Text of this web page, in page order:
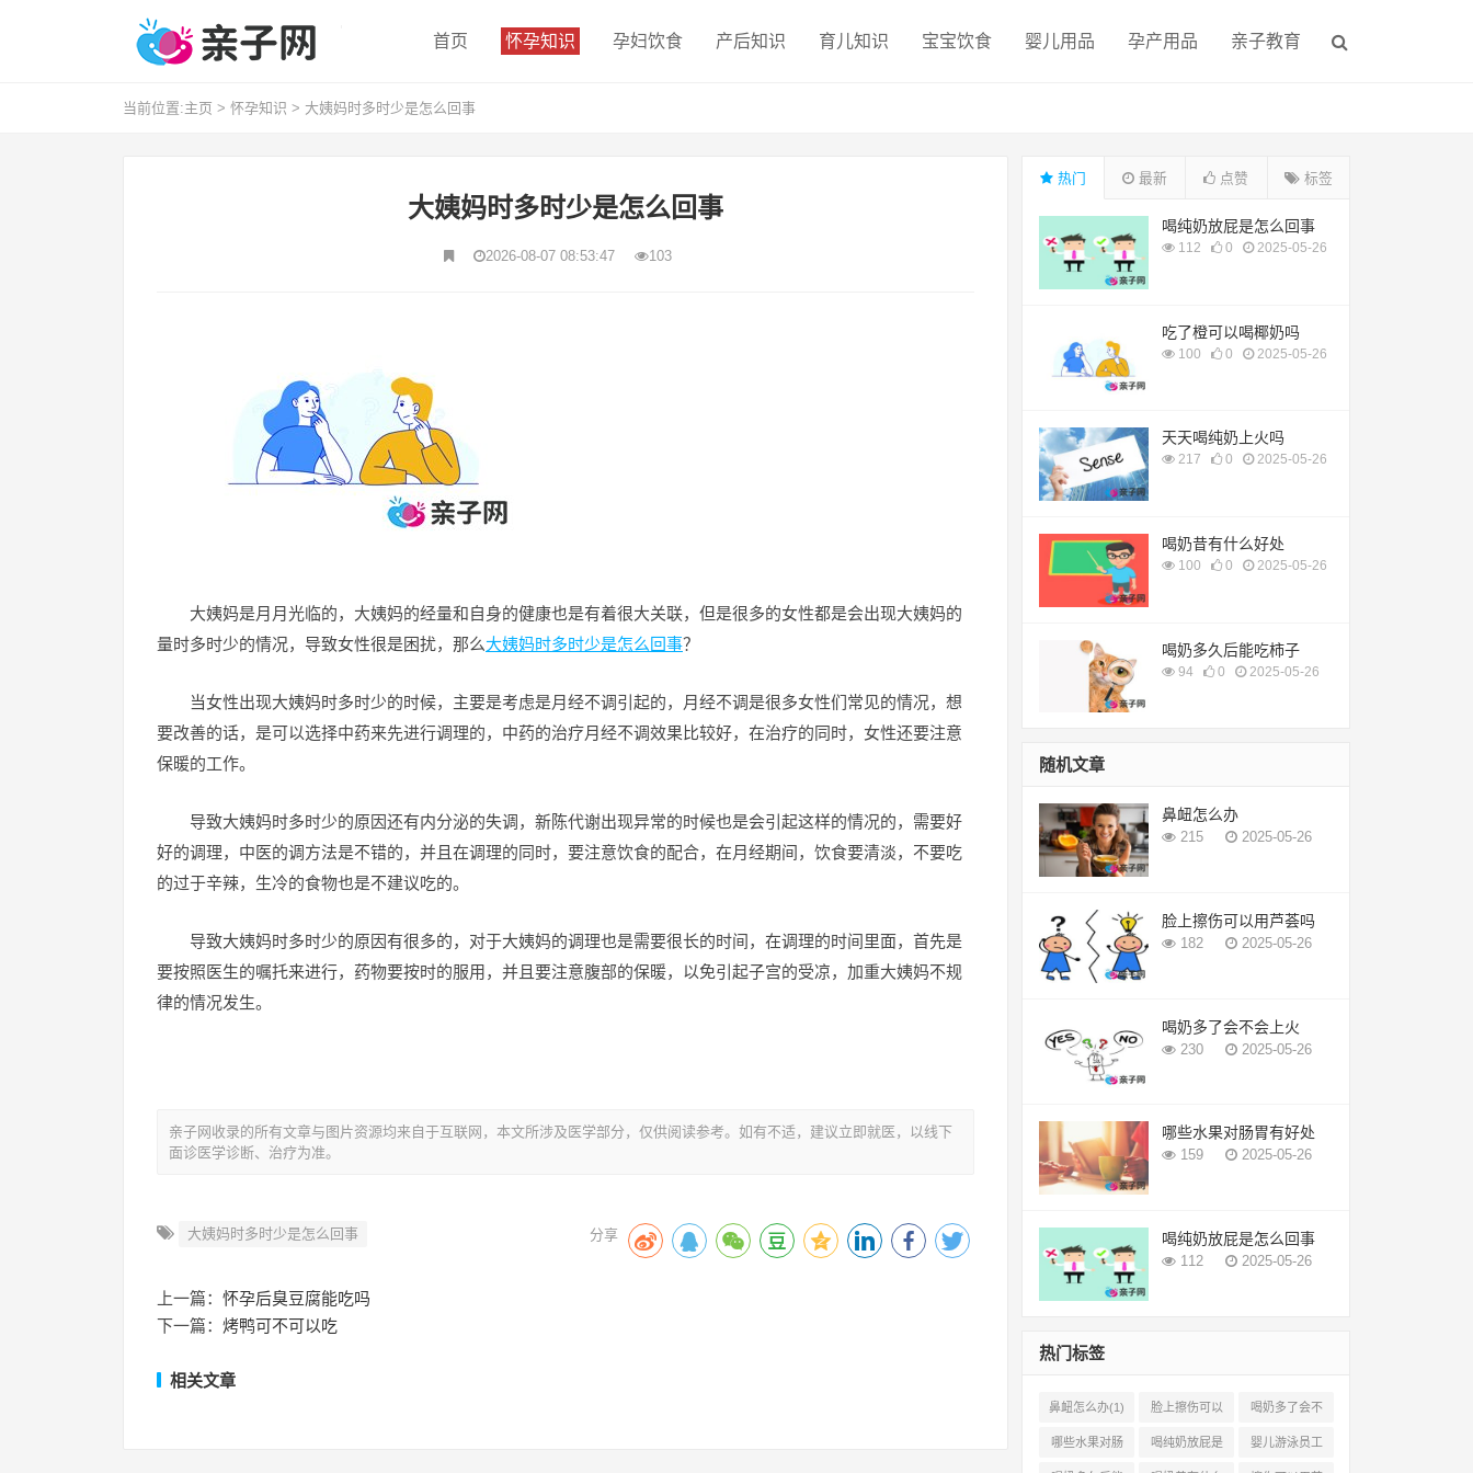
首页 怀孕知识 孕妇饮食 产后知识 育儿知识 宝宝饮食 婴儿用品 孕产用品 亲子教育
当前位置:主页 > 怀孕知识 > 大姨妈时多时少是怎么回事
大姨妈时多时少是怎么回事
2026-08-07 08:53:47 103
大姨妈是月月光临的，大姨妈的经量和自身的健康也是有着很大关联，但是很多的女性都是会出现大姨妈的
量时多时少的情况，导致女性很是困扰，那么大姨妈时多时少是怎么回事？
当女性出现大姨妈时多时少的时候，主要是考虑是月经不调引起的，月经不调是很多女性们常见的情况，想
要改善的话，是可以选择中药来先进行调理的，中药的治疗月经不调效果比较好，在治疗的同时，女性还要注意
保暖的工作。
导致大姨妈时多时少的原因还有内分泌的失调，新陈代谢出现异常的时候也是会引起这样的情况的，需要好
好的调理，中医的调方法是不错的，并且在调理的同时，要注意饮食的配合，在月经期间，饮食要清淡，不要吃
的过于辛辣，生冷的食物也是不建议吃的。
导致大姨妈时多时少的原因有很多的，对于大姨妈的调理也是需要很长的时间，在调理的时间里面，首先是
要按照医生的嘱托来进行，药物要按时的服用，并且要注意腹部的保暖，以免引起子宫的受凉，加重大姨妈不规
律的情况发生。
亲子网收录的所有文章与图片资源均来自于互联网，本文所涉及医学部分，仅供阅读参考。如有不适，建议立即就医，以线下
面诊医学诊断、治疗为准。
大姨妈时多时少是怎么回事
上一篇： 怀孕后臭豆腐能吃吗
下一篇： 烤鸭可不可以吃
相关文章
热门 最新 点赞 标签
喝纯奶放屁是怎么回事
112 0 2025-05-26
吃了橙可以喝椰奶吗
100 0 2025-05-26
天天喝纯奶上火吗
217 0 2025-05-26
喝奶昔有什么好处
100 0 2025-05-26
喝奶多久后能吃柿子
94 0 2025-05-26
随机文章
鼻衄怎么办
215 2025-05-26
脸上擦伤可以用芦荟吗
182 2025-05-26
喝奶多了会不会上火
230 2025-05-26
哪些水果对肠胃有好处
159 2025-05-26
喝纯奶放屁是怎么回事
112 2025-05-26
热门标签
鼻衄怎么办(1) 脸上擦伤可以
用芦荟吗(1)
喝奶多了会不
会上火(2)
哪些水果对肠 喝纯奶放屁是 婴儿游泳员工